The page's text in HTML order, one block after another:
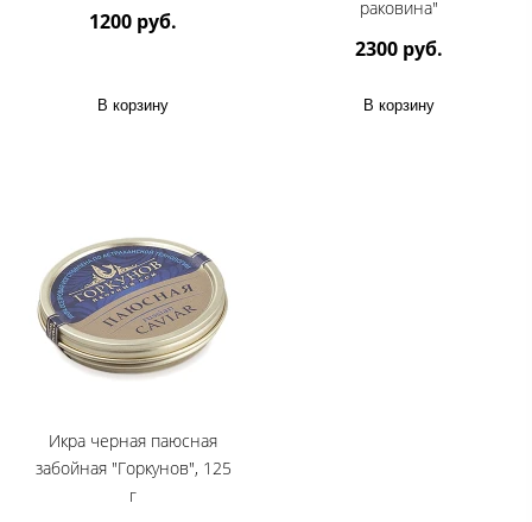
1200 руб.
В корзину
раковина"
2300 руб.
В корзину
Икра черная паюсная
забойная "Горкунов", 125
г